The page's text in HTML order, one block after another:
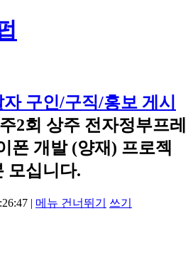
구인/구직/홍보 게시
주2회 상주 전자정부프레
폰 개발 (양재) 프로젝
모십니다.
| 메뉴 건너뛰기 쓰기